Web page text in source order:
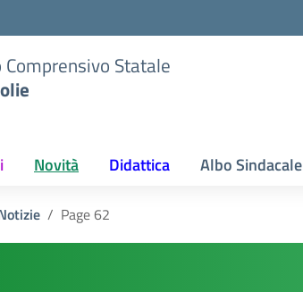
Statale
Novità Didattica Albo Sindacale
Page 62